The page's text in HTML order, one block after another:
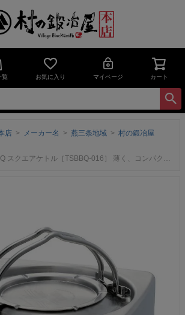
覧 お気に入り マイページ カート
店 メーカー名 燕三条地域
村の鍛冶屋
016］ 薄く、コンパクト設計のステンレス製角型ケトル。全ての熱源に対応！【頑張って送料無料！】